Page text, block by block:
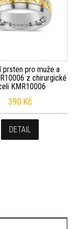
prsten pro muže a
z chirurgické
KMR10006
390 Kč
DETAIL